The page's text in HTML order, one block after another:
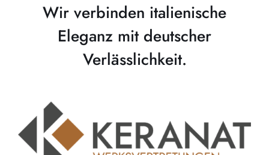
Wir verbinden italienische
Eleganz mit deutscher
Verlässlichkeit.